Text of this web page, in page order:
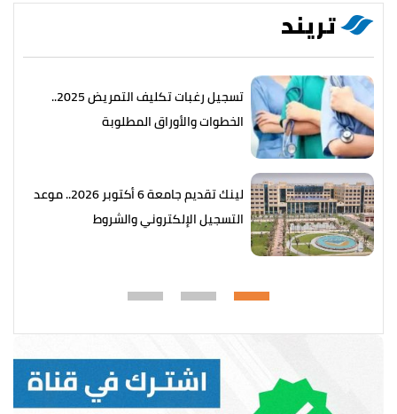
تريند
تسجيل رغبات تكليف التمريض 2025..
الخطوات والأوراق المطلوبة
لينك تقديم جامعة 6 أكتوبر 2026.. موعد
التسجيل الإلكتروني والشروط